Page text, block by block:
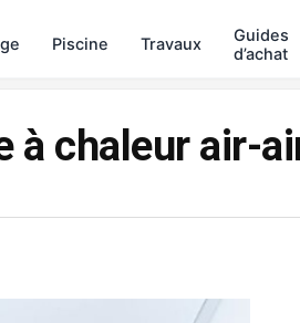
Piscine Travaux
Guides
d’achat
à chaleur air-